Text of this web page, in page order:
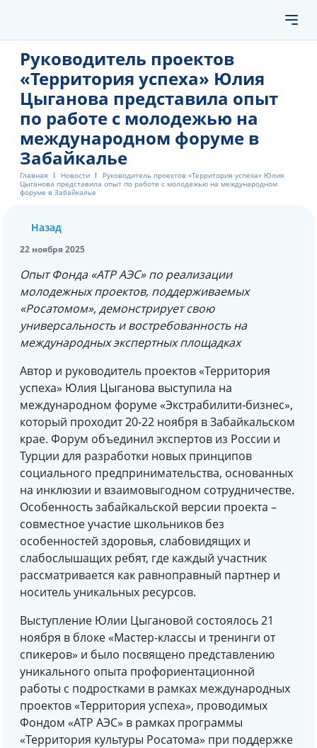
Руководитель проектов
«Территория успеха» Юлия
Цыганова представила опыт
по работе с молодежью на
международном форуме в
Забайкалье
Главная Новости
Руководитель проектов «Территория успеха» Юлия
Цыганова представила опыт по работе с молодежью на международном
форуме в Забайкалье
Назад
22 ноября 2025
Опыт Фонда «АТР АЭС» по реализации
молодежных проектов, поддерживаемых
«Росатомом», демонстрирует свою
универсальность и востребованность на
международных экспертных площадках
Автор и руководитель проектов «Территория
успеха» Юлия Цыганова выступила на
международном форуме «Экстрабилити-бизнес»,
который проходит 20-22 ноября в Забайкальском
крае. Форум объединил экспертов из России и
Турции для разработки новых принципов
социального предпринимательства, основанных
на инклюзии и взаимовыгодном сотрудничестве.
Особенность забайкальской версии проекта –
совместное участие школьников без
особенностей здоровья, слабовидящих и
слабослышащих ребят, где каждый участник
рассматривается как равноправный партнер и
носитель уникальных ресурсов.
Выступление Юлии Цыгановой состоялось 21
ноября в блоке «Мастер-классы и тренинги от
спикеров» и было посвящено представлению
уникального опыта профориентационной
работы с подростками в рамках международных
проектов «Территория успеха», проводимых
Фондом «АТР АЭС» в рамках программы
«Территория культуры Росатома» при поддержке